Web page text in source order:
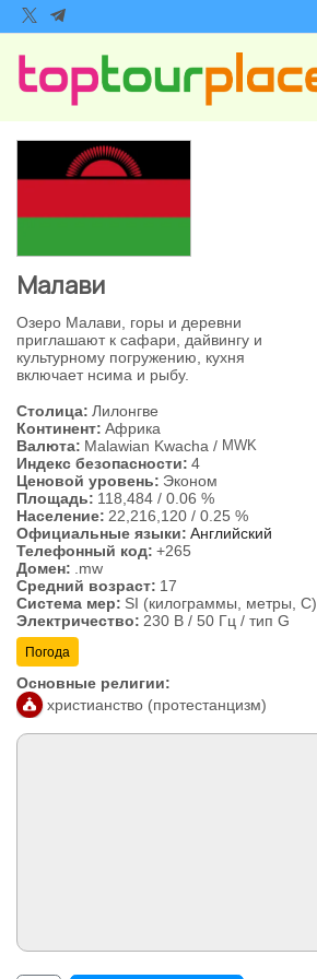
Малави
Озеро Малави, горы и деревни
приглашают к сафари, дайвингу и
культурному погружению, кухня
включает нсима и рыбу.
Столица: Лилонгве
Континент: Африка
Валюта: Malawian Kwacha / MWK
Индекс безопасности: 4
Ценовой уровень: Эконом
Площадь: 118,484 / 0.06 %
Население: 22,216,120 / 0.25 %
Официальные языки: Английский
Телефонный код: +265
Домен: .mw
Средний возраст: 17
Система мер: SI (килограммы, метры, C)
Электричество: 230 В / 50 Гц / тип G
Погода
Основные религии:
христианство (протестанцизм)